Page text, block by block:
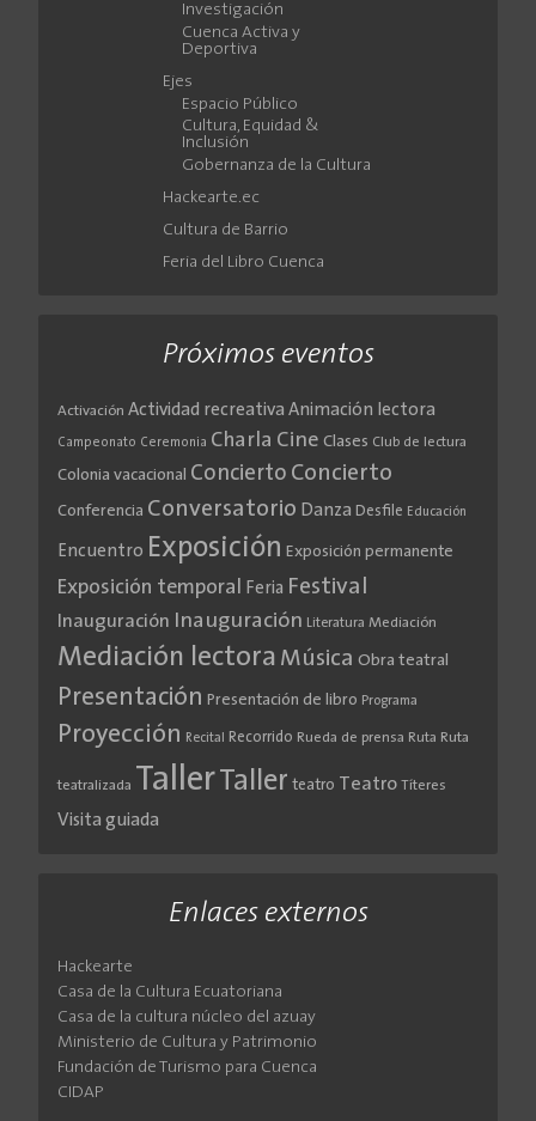
Investigación
Cuenca Activa y
Deportiva
Ejes
Espacio Público
Cultura, Equidad &
Inclusión
Gobernanza de la Cultura
Hackearte.ec
Cultura de Barrio
Feria del Libro Cuenca
Próximos eventos
Activación Actividad recreativa Animación lectora
Campeonato Ceremonia Charla Cine Clases Club de lectura
Colonia vacacional Concierto Concierto
Conferencia Conversatorio Danza Desfile Educación
Encuentro Exposición Exposición permanente
Exposición temporal Feria Festival
Inauguración Inauguración Literatura Mediación
Mediación lectora Música Obra teatral
Presentación Presentación de libro Programa
Proyección Recital Recorrido Rueda de prensa Ruta Ruta
teatralizada Taller Taller teatro Teatro Títeres
Visita guiada
Enlaces externos
Hackearte
Casa de la Cultura Ecuatoriana
Casa de la cultura núcleo del azuay
Ministerio de Cultura y Patrimonio
Fundación de Turismo para Cuenca
CIDAP